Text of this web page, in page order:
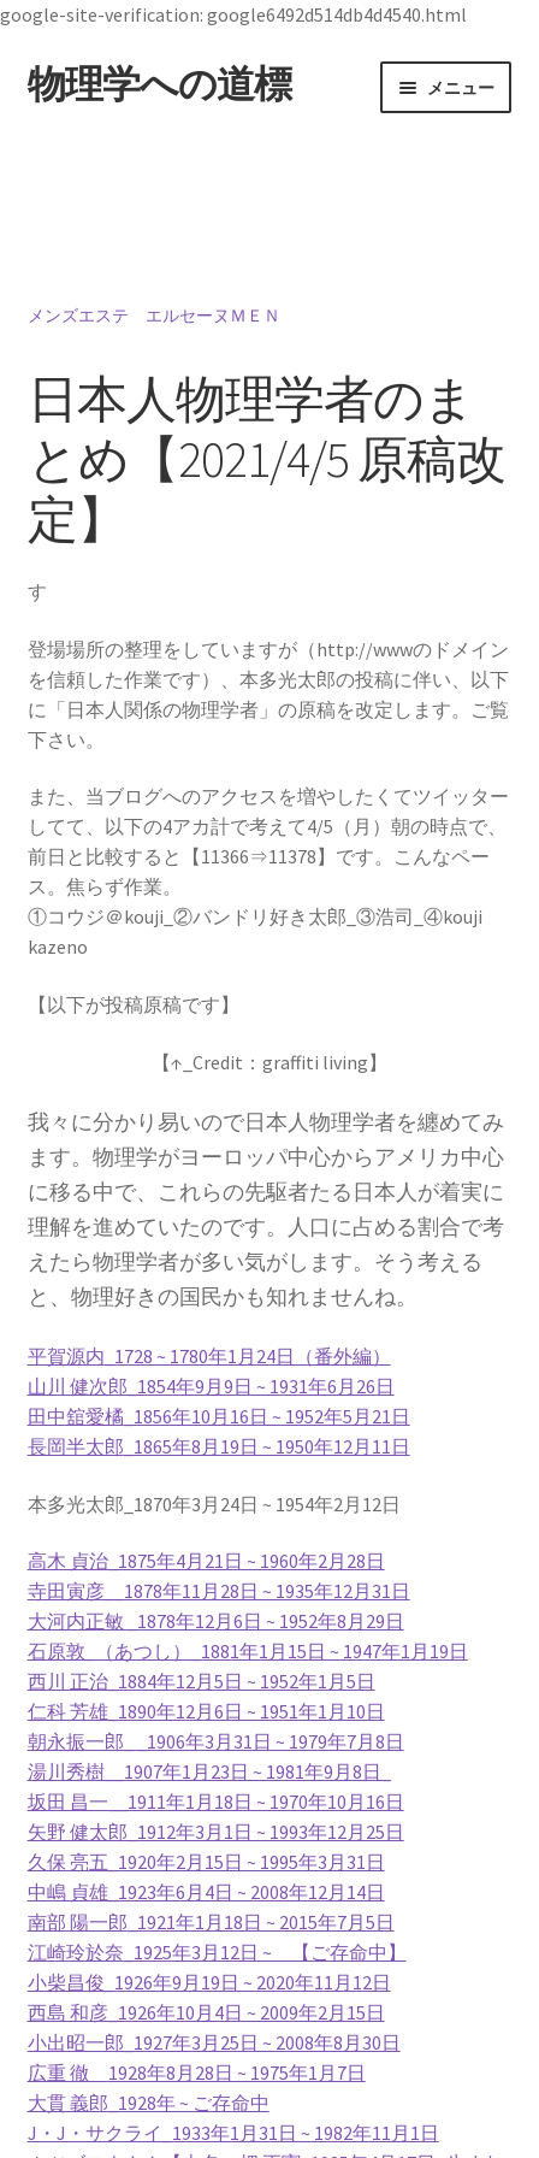
google-site-verification: google6492d514db4d4540.html
ナ
ビ
ス
ッ
プ
コ
ン
ッ
物理学への道標 メニュー
【1928年7月28日 ～1990年10月1日】— 量子世界
の常識を問い直した理論物理学者 —
ピタゴラス: Pythagoras
【謎に満ちた数と幾何学の創始者】
フォン・ノイマン
【映画作品「博士の異常な愛情」のモデル‗ノ
イマン型PC開発】
トマス・ヤング
歴史的な集合写真
1927年10月開催
【第五回ソルベー会議】
【電流の仕組みを分かり易く実験で説明】
17世紀生まれの
物理学者のまとめ
18世紀生まれの
物理学者のまとめ
20世紀生まれの
物理学者の纏め
レンツ_Heinrich Friedrich Emil Lenz【変動磁場_誘導
メンズエステ エルセーヌＭＥＮ
日本人物理学者のま
とめ【2021/4/5 原稿改
定】
す
登場場所の整理をしていますが（http://wwwのドメイン
を信頼した作業です）、本多光太郎の投稿に伴い、以下
に「日本人関係の物理学者」の原稿を改定します。ご覧
下さい。
また、当ブログへのアクセスを増やしたくてツイッター
してて、以下の4アカ計で考えて4/5（月）朝の時点で、
前日と比較すると【11366⇒11378】です。こんなペー
ス。焦らず作業。
①コウジ＠kouji_②バンドリ好き太郎_③浩司_④kouji
kazeno
【以下が投稿原稿です】
【↑_Credit：graffiti living】
我々に分かり易いので日本人物理学者を纏めてみ
ます。物理学がヨーロッパ中心からアメリカ中心
に移る中で、これらの先駆者たる日本人が着実に
理解を進めていたのです。人口に占める割合で考
えたら物理学者が多い気がします。そう考える
と、物理好きの国民かも知れませんね。
平賀源内 _1728 ~ 1780年1月24日（番外編）
山川 健次郎_ 1854年9月9日 ~ 1931年6月26日
田中舘愛橘 _1856年10月16日 ~ 1952年5月21日
長岡半太郎 _1865年8月19日 ~ 1950年12月11日
本多光太郎_1870年3月24日 ~ 1954年2月12日
高木 貞治_ 1875年4月21日 ~ 1960年2月28日
寺田寅彦_
_1878年11月28日 ~ 1935年12月31日
大河内正敏 _ 1878年12月6日 ~ 1952年8月29日
石原敦_
（あつし）_1881年1月15日 ~ 1947年1月19日
西川 正治_ 1884年12月5日 ~ 1952年1月5日
仁科 芳雄_ 1890年12月6日 ~ 1951年1月10日
朝永振一郎_
_1906年3月31日 ~ 1979年7月8日
湯川秀樹_
_1907年1月23日 ~ 1981年9月8日_
坂田 昌一_
_1911年1月18日 ~ 1970年10月16日
矢野 健太郎_ 1912年3月1日 ~ 1993年12月25日
久保 亮五_ 1920年2月15日 ~ 1995年3月31日
中嶋 貞雄_ 1923年6月4日 ~ 2008年12月14日
南部 陽一郎 _1921年1月18日 ~ 2015年7月5日
江崎玲於奈 _1925年3月12日 ~ 【ご存命中】
小柴昌俊_ 1926年9月19日 ~ 2020年11月12日
西島 和彦_ 1926年10月4日 ~ 2009年2月15日
小出昭一郎_ 1927年3月25日 ~ 2008年8月30日
広重 徹 1928年8月28日 ~ 1975年1月7日
大貫 義郎_ 1928年 ~ ご存命中
J・J・サクライ_ 1933年1月31日 ~ 1982年11月1日